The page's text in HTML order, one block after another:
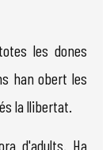
les dones
han obert les
la llibertat.
d'adults. Ha